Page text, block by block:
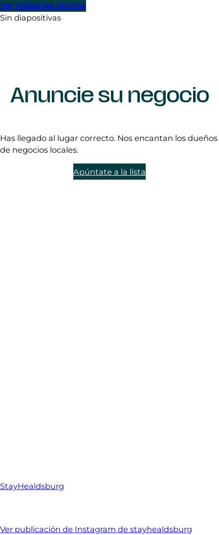
Ver todas las ofertas
Sin diapositivas
Anuncie su negocio
Has llegado al lugar correcto. Nos encantan los dueños
de negocios locales.
Apúntate a la lista
StayHealdsburg
Ver publicación de Instagram de stayhealdsburg